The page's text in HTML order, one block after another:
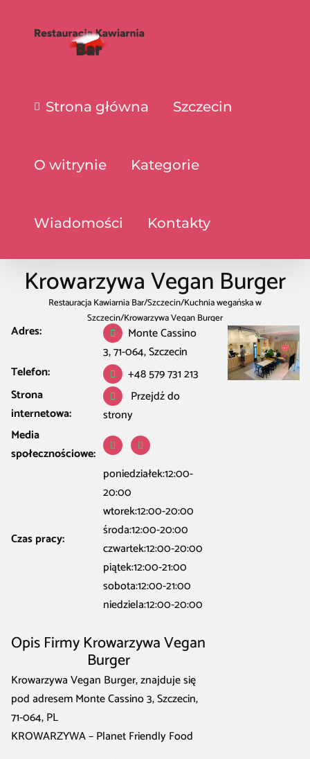
Strona główna Szczecin
O witrynie Kategorie
Wiadomości Kontakty
Krowarzywa Vegan Burger
Restauracja Kawiarnia Bar/Szczecin/Kuchnia wegańska w
Szczecin/Krowarzywa Vegan Burger
Adres:
Monte Cassino
3, 71-064, Szczecin
Telefon:
+48 579 731 213
Strona
internetowa:
Przejdź do
strony
Media
społecznościowe:
Czas pracy:
poniedziałek:12:00-
20:00
wtorek:12:00-20:00
środa:12:00-20:00
czwartek:12:00-20:00
piątek:12:00-21:00
sobota:12:00-21:00
niedziela:12:00-20:00
Opis Firmy Krowarzywa Vegan
Burger
Krowarzywa Vegan Burger, znajduje się
pod adresem Monte Cassino 3, Szczecin,
71-064, PL
KROWARZYWA – Planet Friendly Food